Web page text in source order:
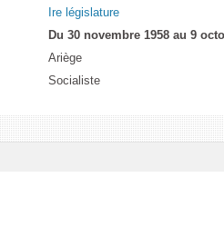
Ire législature
Du 30 novembre 1958 au 9
Ariège
Socialiste